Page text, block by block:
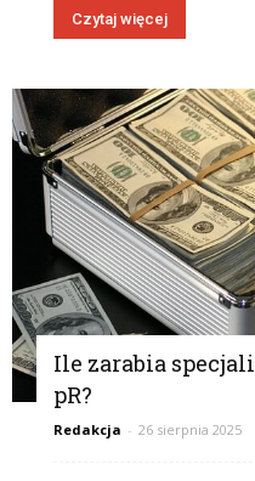
Czytaj więcej
Ile zarabia
pR?
Redakcja - 26 sierpnia 2025